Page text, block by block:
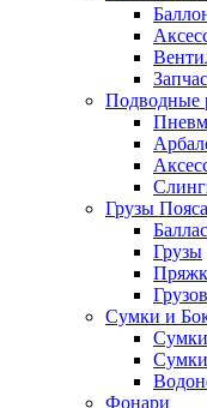
Подводные
Грузы
Грузы
Сумки и
Сумки
Фонари